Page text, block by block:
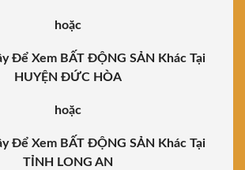
hoặc
Để Xem BẤT ĐỘNG SẢN Khác Tại
HUYỆN ĐỨC HÒA
hoặc
Để Xem BẤT ĐỘNG SẢN Khác Tại
TỈNH LONG AN